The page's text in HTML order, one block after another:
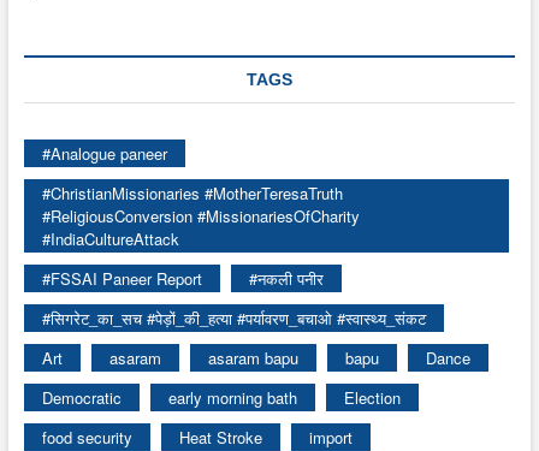
TAGS
#Analogue paneer
#ChristianMissionaries #MotherTeresaTruth
#ReligiousConversion #MissionariesOfCharity
#IndiaCultureAttack
#FSSAI Paneer Report
#नकली पनीर
#सिगरेट_का_सच #पेड़ों_की_हत्या #पर्यावरण_बचाओ #स्वास्थ्य_संकट
Art
asaram asaram bapu bapu
Dance
Democratic
early morning bath
Election
food security
Heat Stroke
import